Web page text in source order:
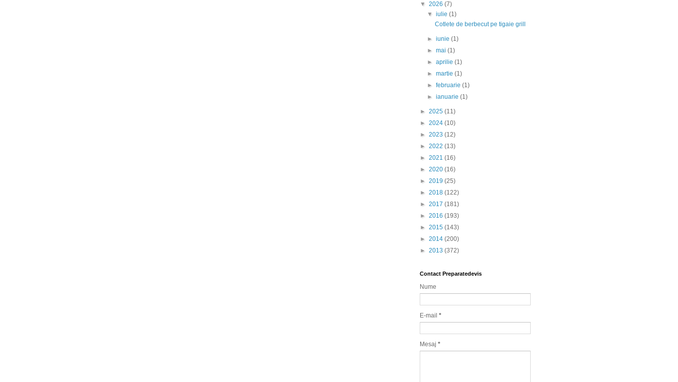
▼ 2026 (7)
▼iulie(1)
Cotlete de berbecut pe tigaie grill
►iunie(1)
►mai(1)
►aprilie(1)
►martie(1)
►februarie(1)
►ianuarie(1)
► 2025 (11)
► 2024 (10)
► 2023 (12)
► 2022 (13)
► 2021 (16)
► 2020 (16)
► 2019 (25)
► 2018 (122)
► 2017 (181)
► 2016 (193)
► 2015 (143)
► 2014 (200)
► 2013 (372)
Contact Preparatedevis
Nume
E-mail *
Mesaj *